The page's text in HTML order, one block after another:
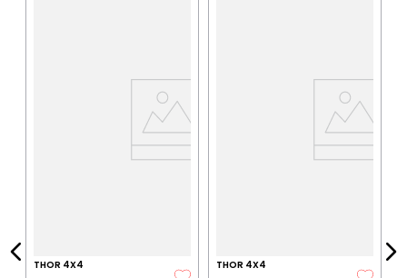
THOR 4X4 THOR 4X4